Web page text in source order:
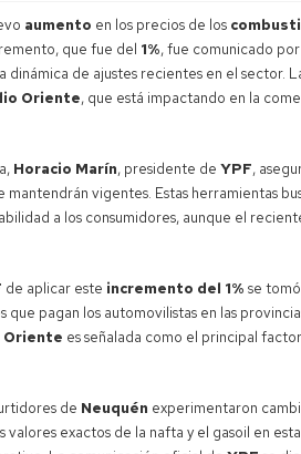
aumento en los precios de los
que fue del 1%, fue comunicado
dinámica de ajustes recientes en el sector.
Oriente, que está impactando en la
Horacio Marín, presidente de YPF,
mantendrán vigentes. Estas herramientas
a los consumidores, aunque el
de aplicar este incremento del 1% se
que pagan los automovilistas en las
Oriente es señalada como el principal
de Neuquén experimentaron
valores exactos de la nafta y el gasoil en